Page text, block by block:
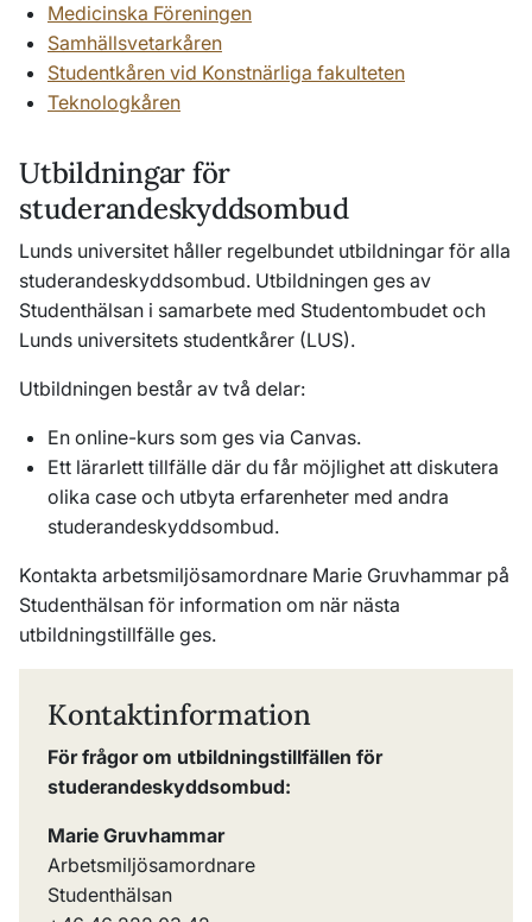
Medicinska Föreningen
Samhällsvetarkåren
Studentkåren vid Konstnärliga fakulteten
Teknologkåren
Utbildningar för
studerandeskyddsombud
Lunds universitet håller regelbundet utbildningar för alla
studerandeskyddsombud. Utbildningen ges av
Studenthälsan i samarbete med Studentombudet och
Lunds universitets studentkårer (LUS).
Utbildningen består av två delar:
En online-kurs som ges via Canvas.
Ett lärarlett tillfälle där du får möjlighet att diskutera
olika case och utbyta erfarenheter med andra
studerandeskyddsombud.
Kontakta arbetsmiljösamordnare Marie Gruvhammar på
Studenthälsan för information om när nästa
utbildningstillfälle ges.
Kontaktinformation
För frågor om utbildningstillfällen för
studerandeskyddsombud:
Marie Gruvhammar
Arbetsmiljösamordnare
Studenthälsan